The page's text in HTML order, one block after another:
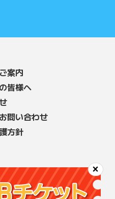
×
案内
皆様へ
問い合わせ
方針